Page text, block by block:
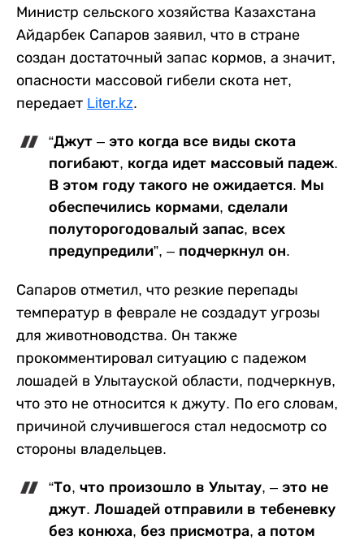
Министр сельского хозяйства Казахстана
Айдарбек Сапаров заявил, что в стране
создан достаточный запас кормов, а значит,
опасности массовой гибели скота нет,
передает Liter.kz.
“Джут – это когда все виды скота
погибают, когда идет массовый падеж.
В этом году такого не ожидается. Мы
обеспечились кормами, сделали
полуторогодовалый запас, всех
предупредили”, – подчеркнул он.
Сапаров отметил, что резкие перепады
температур в феврале не создадут угрозы
для животноводства. Он также
прокомментировал ситуацию с падежом
лошадей в Улытауской области, подчеркнув,
что это не относится к джуту. По его словам,
причиной случившегося стал недосмотр со
стороны владельцев.
“То, что произошло в Улытау, – это не
джут. Лошадей отправили в тебеневку
без конюха, без присмотра, а потом